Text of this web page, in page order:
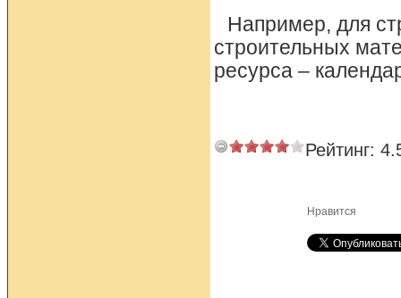
Например, для
строительных
ресурса –
Рейтинг:
Нравится